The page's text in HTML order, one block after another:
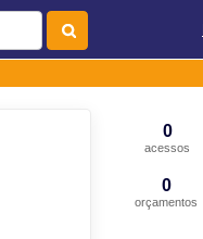
0
acessos
0
orçamentos